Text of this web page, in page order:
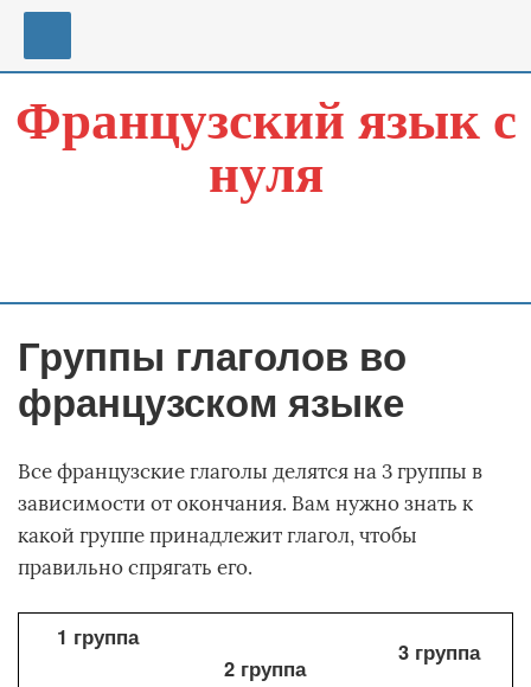
Перейти
содержимому
Французский язык с
нуля
Группы глаголов во
французском языке
Все французские глаголы делятся на 3 группы в
зависимости от окончания. Вам нужно знать к
какой группе принадлежит глагол, чтобы
правильно спрягать его.
1 группа
2 группа
3 группа